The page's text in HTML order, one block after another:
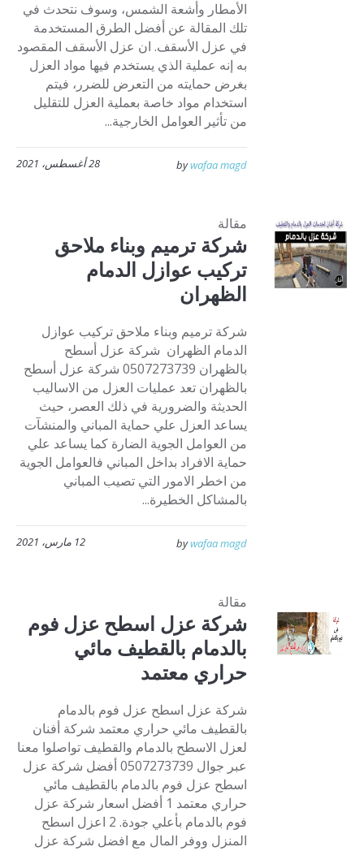
الأمطار وأشعة الشمس، وسوف نتحدث في
تلك المقالة عن أفضل الطرق المستخدمة
في عزل الأسقف. ان عزل الأسقف المقصود
به إنه عملية الذي يستخدم فيها مواد العزل
بغرض حمايته من التعرض للضرر، فيتم
استخدام مواد خاصة بعملية العزل للتقليل
من تأثير العوامل الخارجية...
28 أغسطس، 2021 bywafaa magd
مقالة
شركة ترميم وبناء ملاحق
تركيب عوازل الدمام
الظهران
شركة ترميم وبناء ملاحق تركيب عوازل
الدمام الظهران شركة عزل أسطح
بالظهران 0507273739 شركة عزل أسطح
بالظهران تعد عمليات العزل من الاساليب
الحديثة والضرورية في ذلك العصر، حيث
يساعد العزل علي حماية المباني والمنشآت
من العوامل الجوية الضارة كما يساعد علي
حماية الافراد بداخل المباني فالعوامل الجوية
من اخطر الامور التي تصيب المباني
بالمشاكل الخطيرة...
12 مارس، 2021 bywafaa magd
مقالة
شركة عزل اسطح عزل فوم
بالدمام بالقطيف مائي
حراري معتمد
شركة عزل اسطح عزل فوم بالدمام
بالقطيف مائي حراري معتمد شركة أفنان
لعزل الاسطح بالدمام والقطيف تواصلوا معنا
عبر جوال 0507273739 أفضل شركة عزل
اسطح عزل فوم بالدمام بالقطيف مائي
حراري معتمد 1 أفضل اسعار شركة عزل
فوم بالدمام بأعلي جودة. 2 اعزل اسطح
المنزل ووفر المال مع افضل شركة عزل